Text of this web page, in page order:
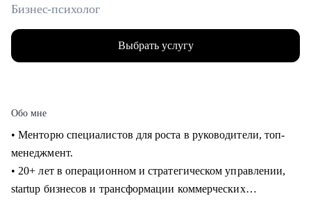
Бизнес-психолог
Выбрать услугу
Обо мне
• Менторю специалистов для роста в руководители, топ-
менеджмент.
• 20+ лет в операционном и стратегическом управлении,
startup бизнесов и трансформации коммерческих